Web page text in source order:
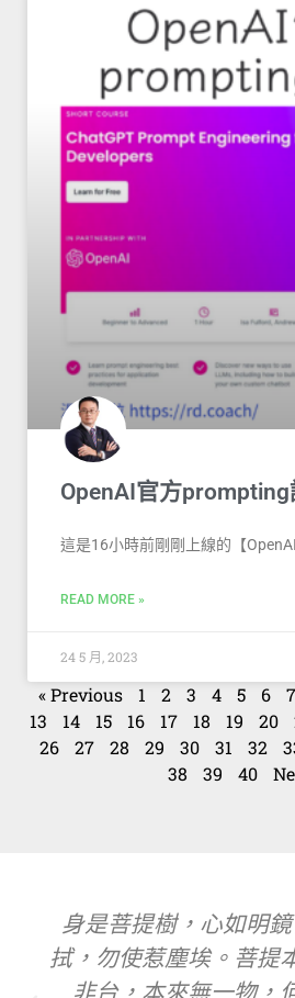
OpenAI官方prompting
這是16小時前剛剛上線的【
READ MORE »
24 5 月, 2023
« Previous 1 2 3 4 5 6 7
13
14 15 16 17 18 19 20
26
27 28 29 30 31 32
38
39 40
身是菩提樹，心如明
拭，勿使惹塵埃。菩提
非台，本來無一物，